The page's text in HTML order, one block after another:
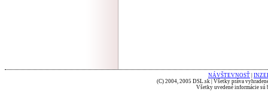
NÁVŠTEVNOSŤ
(C) 2004, 2005 DSL.sk | Všetky práva
Všetky uvedené informácie sú